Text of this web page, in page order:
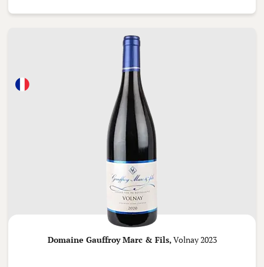
Domaine Gauffroy Marc & Fils,Volnay 2023